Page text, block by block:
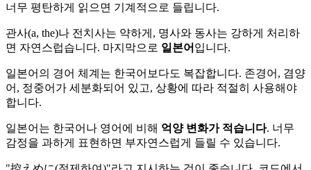
너무 평탄하게 읽으면 기계적으로 들립니다.
관사(a, the)나 전치사는 약하게, 명사와 동사는 강하게 처리하
면 자연스럽습니다. 마지막으로 일본어 입니다.
일본어의 경어 체계는 한국어보다도 복잡합니다. 존경어, 겸양
어, 정중어가 세분화되어 있고, 상황에 따라 적절히 사용해야
합니다.
일본어는 한국어나 영어에 비해 억양 변화가 적습니다. 너무
감정을 과하게 표현하면 부자연스럽게 들릴 수 있습니다.